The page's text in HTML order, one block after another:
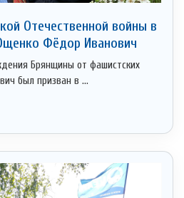
Отечественной войны в
Фёдор Иванович
Брянщины от фашистских
был призван в ...